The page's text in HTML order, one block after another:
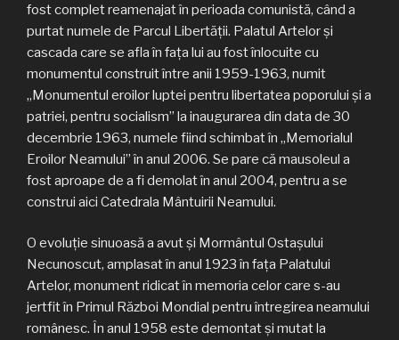
fost complet reamenajat în perioada comunistă, când a
purtat numele de Parcul Libertăţii. Palatul Artelor şi
cascada care se afla în faţa lui au fost înlocuite cu
monumentul construit între anii 1959-1963, numit
„Monumentul eroilor luptei pentru libertatea poporului şi a
patriei, pentru socialism” la inaugurarea din data de 30
decembrie 1963, numele fiind schimbat în „Memorialul
Eroilor Neamului” în anul 2006. Se pare că mausoleul a
fost aproape de a fi demolat în anul 2004, pentru a se
construi aici Catedrala Mântuirii Neamului.
O evoluţie sinuoasă a avut şi Mormântul Ostaşului
Necunoscut, amplasat în anul 1923 în faţa Palatului
Artelor, monument ridicat în memoria celor care s-au
jertfit în Primul Război Mondial pentru întregirea neamului
românesc. În anul 1958 este demontat şi mutat la